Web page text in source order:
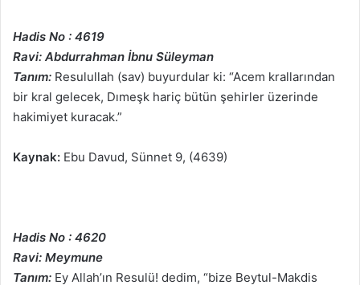
Hadis No : 4619
Ravi: Abdurrahman İbnu Süleyman
Tanım: Resulullah (sav) buyurdular ki: “Acem krallarından
bir kral gelecek, Dımeşk hariç bütün şehirler üzerinde
hakimiyet kuracak.”
Kaynak: Ebu Davud, Sünnet 9, (4639)
Hadis No : 4620
Ravi: Meymune
Tanım: Ey Allah’ın Resulü! dedim, “bize Beytul-Makdis